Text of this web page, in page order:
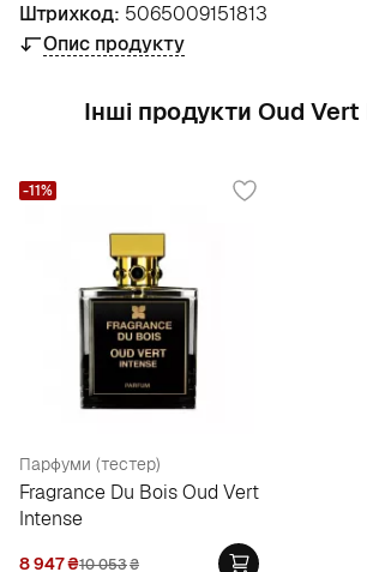
Штрихкод: 5065009151813
Опис продукту
Інші продукти Oud
Парфуми (тестер)
Fragrance Du Bois Oud Vert
Intense
8 947₴10 053₴
-11%